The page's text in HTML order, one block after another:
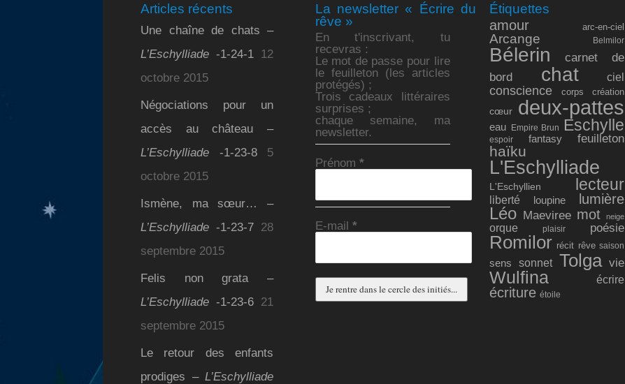
Articles récents
Une chaîne de chats –
L’Eschylliade -1-24-1
12
octobre 2015
Négociations pour un
accès au château –
L’Eschylliade -1-23-8
5
octobre 2015
Ismène, ma sœur… –
L’Eschylliade -1-23-7 28
septembre 2015
Felis non grata –
L’Eschylliade -1-23-6 21
septembre 2015
Le retour des enfants
prodiges –L’Eschylliade
La newsletter « Écrire du
rêve »
En t'inscrivant, tu
recevras :
Le mot de passe pour lire
le feuilleton (les articles
protégés) ;
Trois cadeaux littéraires
surprises ;
chaque semaine, ma
newsletter.
Prénom *
E-mail *
Étiquettes
amour arc-en-ciel
Arcange Belmilor
Bélerin
carnet de
bord
chat ciel
conscience corps création
cœur deux-pattes
eau Empire Brun Eschylle
espoir fantasy feuilleton
haïku
L'Eschylliade
L'Eschyllien lecteur
liberté loupine lumière
Léo Maeviree mot neige
orque plaisir poésie
Romilor récit rêve saison
sens sonnet Tolga vie
Wulfina écrire
écriture étoile